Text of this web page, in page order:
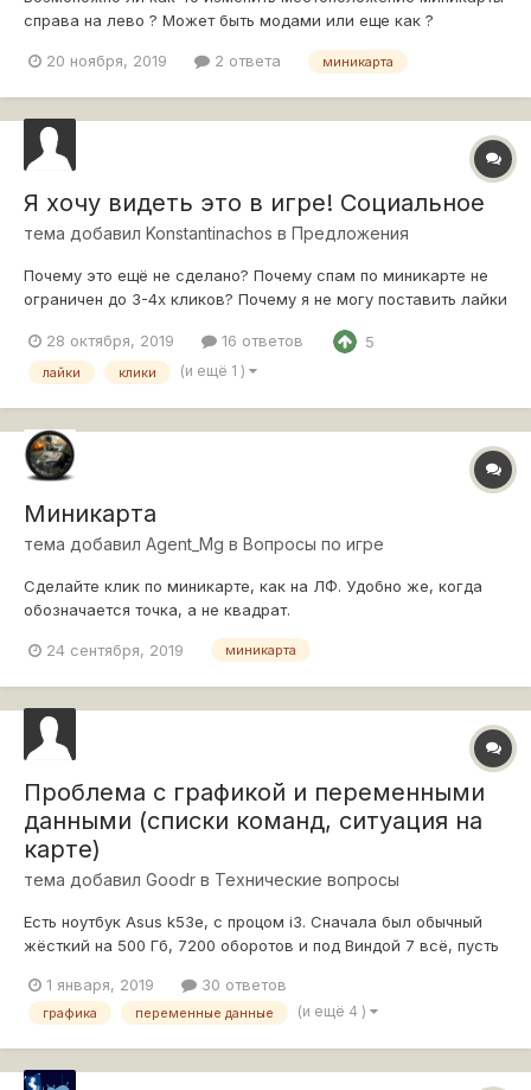
справа на лево ? Может быть модами или еще как ?
20 ноября, 2019 2 ответа миникарта
Я хочу видеть это в игре! Социальное
тема добавил Konstantinachos в Предложения
Почему это ещё не сделано? Почему спам по миникарте не
ограничен до 3-4х кликов? Почему я не могу поставить лайки
видеть это в игре. Почему бы не избавиться от фактора
ухудшающий опыт игры, и ввести вещи улучшающие
28 октября, 2019 16 ответов 5
лайки клики (и ещё 1 )
Миникарта
тема добавил Agent_Mg в Вопросы по игре
Сделайте клик по миникарте, как на ЛФ. Удобно же, когда
обозначается точка, а не квадрат.
24 сентября, 2019 миникарта
Проблема с графикой и переменными
данными (списки команд, ситуация на
карте)
тема добавил Goodr в Технические вопросы
Есть ноутбук Asus k53e, с процом i3. Сначала был обычный
жёсткий на 500 Гб, 7200 оборотов и под Виндой 7 всё, пусть
жёстик умер, я заменил его на SSD в 250 Гб и поставил Вин
10. Сами накатились драйверы и с игрой начались
1 января, 2019 30 ответов
графика переменные данные (и ещё 4 )